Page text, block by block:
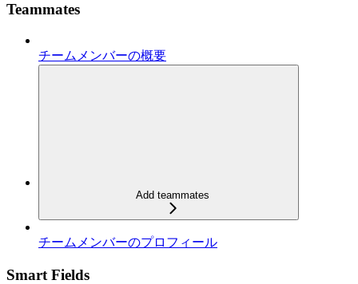
Teammates
チームメンバーの概要
Add teammates
チームメンバーのプロフィール
Smart Fields